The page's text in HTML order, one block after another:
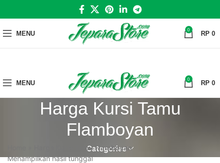
MENU 0 RP 0
MENU 0 RP 0
Harga Kursi Tamu
Flamboyan
Categories
Harga Kursi Tamu Flamboyan
Menampilkan hasil tunggal